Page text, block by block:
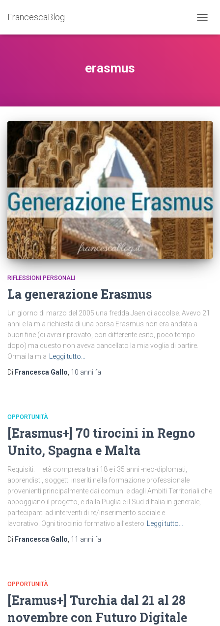
FrancescaBlog
erasmus
RIFLESSIONI PERSONALI
La generazione Erasmus
Un giorno di marzo del 2005 una fredda Jaen ci accolse. Avevo 21
anni e la mia richiesta di una borsa Erasmus non era andata a
buon fine (ci avrei riprovato, con differente esito, poco tempo
dopo) ma questo non aveva cancellato la mia voglia di partire.
Ormai la mia
Leggi tutto…
Di Francesca Gallo 10 anni fa
OPPORTUNITÀ
[Erasmus+] 70 tirocini in Regno
Unito, Spagna e Malta
Requisiti: – età compresa tra i 18 e i 35 anni -neo-diplomati,
apprendisti, soggetti inseriti nella formazione professionale
provenienti principalmente dai comuni e dagli Ambiti Territoriali che
appoggiano il progetto, e dalla Puglia e il Sud d’Italia in generale,
partecipanti ad interventi di re/inserimento sociale e
lavorativo. Ogni tirocinio formativo all’estero
Leggi tutto…
Di Francesca Gallo 11 anni fa
OPPORTUNITÀ
[Eramus+] Turchia dal 21 al 28
novembre con Futuro Digitale